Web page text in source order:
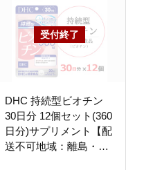
DHC 持続型ビオチン
30日分 12個セット(360
日分)サプリメント【配
送不可地域：離島・北